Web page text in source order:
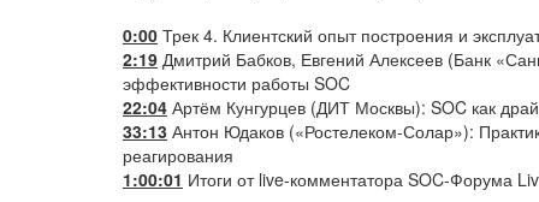
0:00 Трек 4. Клиентский опыт построения и
2:19 Дмитрий Бабков, Евгений Алексеев (Банк
эффективности работы SOC
22:04 Артём Кунгурцев (ДИТ Москвы): SOC как
33:13 Антон Юдаков («Ростелеком-Солар»):
реагирования
1:00:01 Итоги от live-комментатора SOC-Форума